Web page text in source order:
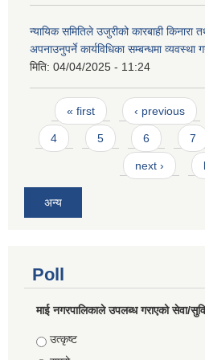
न्यायिक समितिले उजुरीको कारबाही किनारा
अपनाउनुपर्ने कार्यविधिका सम्बन्धमा
मिति: 04/04/2025 - 11:24
Pages
« first ‹ previous
4 5 6 7
next ›
अन्य
Poll
माई नगरपालिकाले उपलब्ध गराएको सेवा/
Choices
उत्कृष्ट